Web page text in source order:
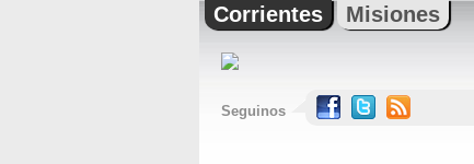
Corrientes Misiones
Seguinos